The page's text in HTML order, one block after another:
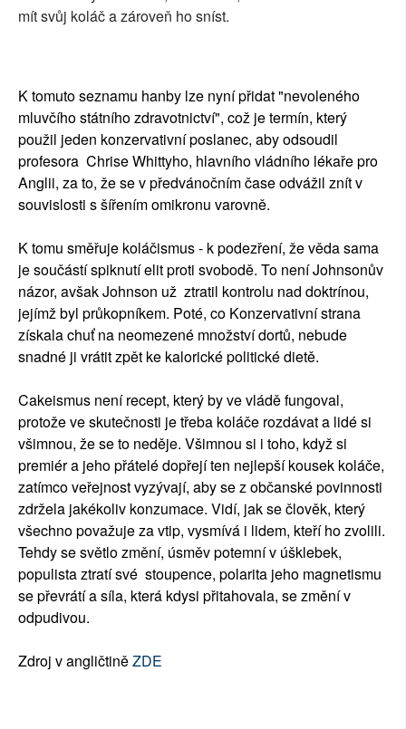
mít svůj koláč a zároveň ho sníst.
K tomuto seznamu hanby lze nyní přidat "nevoleného
mluvčího státního zdravotnictví", což je termín, který
použil jeden konzervativní poslanec, aby odsoudil
profesora Chrise Whittyho, hlavního vládního lékaře pro
Anglii, za to, že se v předvánočním čase odvážil znít v
souvislosti s šířením omikronu varovně.
K tomu směřuje koláčismus - k podezření, že věda sama
je součástí spiknutí elit proti svobodě. To není Johnsonův
názor, avšak Johnson už ztratil kontrolu nad doktrínou,
jejímž byl průkopníkem. Poté, co Konzervativní strana
získala chuť na neomezené množství dortů, nebude
snadné ji vrátit zpět ke kalorické politické dietě.
Cakeismus není recept, který by ve vládě fungoval,
protože ve skutečnosti je třeba koláče rozdávat a lidé si
všimnou, že se to neděje. Všimnou si i toho, když si
premiér a jeho přátelé dopřejí ten nejlepší kousek koláče,
zatímco veřejnost vyzývají, aby se z občanské povinnosti
zdržela jakékoliv konzumace. Vidí, jak se člověk, který
všechno považuje za vtip, vysmívá i lidem, kteří ho zvolili.
Tehdy se světlo změní, úsměv potemní v úšklebek,
populista ztratí své stoupence, polarita jeho magnetismu
se převrátí a síla, která kdysi přitahovala, se změní v
odpudivou.
Zdroj v angličtiněZDE